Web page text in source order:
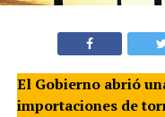
El Gobierno abrió
importaciones de